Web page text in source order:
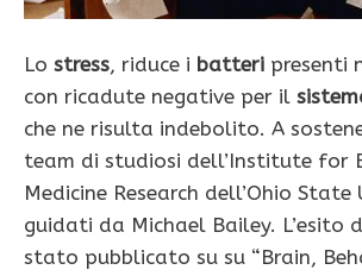
Lo stress, riduce i batteri presenti
con ricadute negative per il
che ne risulta indebolito. A
team di studiosi dell’Institute for
Medicine Research dell’Ohio State
guidati da Michael Bailey. L’esito
stato pubblicato su su “Brain,